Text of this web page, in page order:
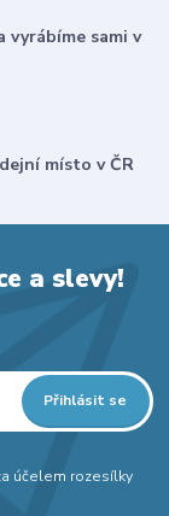
vyrábíme sami v
místo v ČR
a slevy!
Přihlásit se
účelem rozesílky